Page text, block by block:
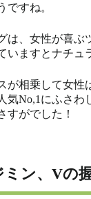
ですね。
は、女性が喜ぶ
いますとナチュ
が相乗して女性
気No,1にふさわ
すがでした！
ミン、Vの